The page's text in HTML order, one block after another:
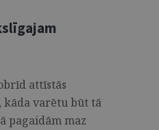
attīstās
kāda varētu būt tā
pagaidām maz